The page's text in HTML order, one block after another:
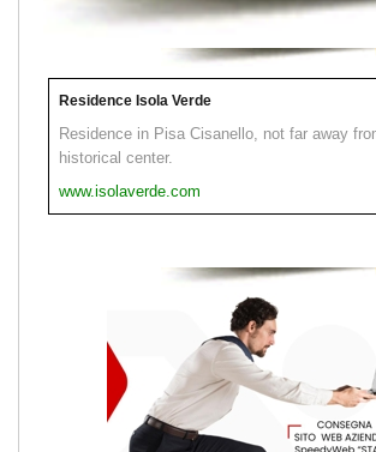
Residence Isola Verde
Residence in Pisa Cisanello, not far away
historical center.
www.isolaverde.com